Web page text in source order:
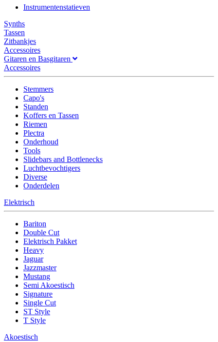
Instrumentenstatieven
Synths
Tassen
Zitbankjes
Accessoires
Gitaren en Basgitaren
Accessoires
Stemmers
Capo's
Standen
Koffers en Tassen
Riemen
Plectra
Onderhoud
Tools
Slidebars and Bottlenecks
Luchtbevochtigers
Diverse
Onderdelen
Elektrisch
Bariton
Double Cut
Elektrisch Pakket
Heavy
Jaguar
Jazzmaster
Mustang
Semi Akoestisch
Signature
Single Cut
ST Style
T Style
Akoestisch